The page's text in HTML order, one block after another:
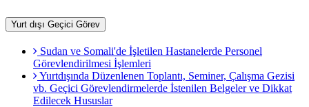
Yurt dışı Geçici Görev
Sudan ve Somali'de İşletilen Hastanelerde Personel
Görevlendirilmesi İşlemleri
Yurtdışında Düzenlenen Toplantı, Seminer, Çalışma Gezisi
vb. Geçici Görevlendirmelerde İstenilen Belgeler ve Dikkat
Edilecek Hususlar